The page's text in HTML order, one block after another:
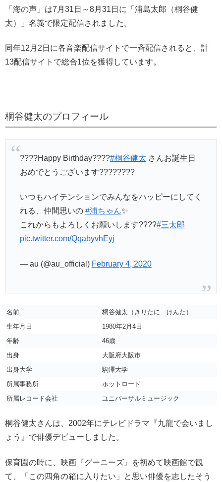
「海の声」は7月31日～8月31日に「浦島太郎（桐谷健
太）」名義で限定配信されました。
同年12月2日に各音楽配信サイトで一斉配信されると、計
13配信サイトで総合1位を獲得しています。
桐谷健太のプロフィール
????Happy Birthday????#桐谷健太 さんお誕生日
おめでとうございます????????
いつもハイテンションでみんなをハッピーにしてく
れる、仲間思いの #浦ちゃん✨
これからもよろしくお願いします????#三太郎
pic.twitter.com/QqabyvhEyj
— au (@au_official) February 4, 2020
名前
桐谷健太（きりたに けんた）
生年月日
1980年2月4日
年齢
46歳
出身
大阪府大阪市
出身大学
駒澤大学
所属事務所
ホットロード
所属レコード会社
ユニバーサルミュージック
桐谷健太さんは、2002年にテレビドラマ『九龍で会いまし
ょう』で俳優デビューしました。
保育園の時に、映画『グーニーズ』を初めて映画館で観
て、「この四角の箱に入りたい」と思い俳優を志したそう